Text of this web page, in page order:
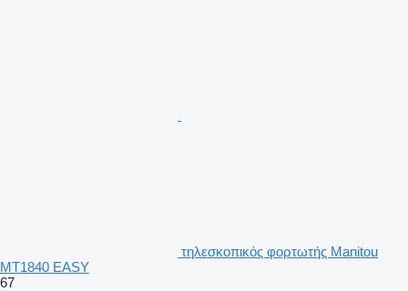
τηλεσκοπικός φορτωτής Manitou
MT1840 EASY
67